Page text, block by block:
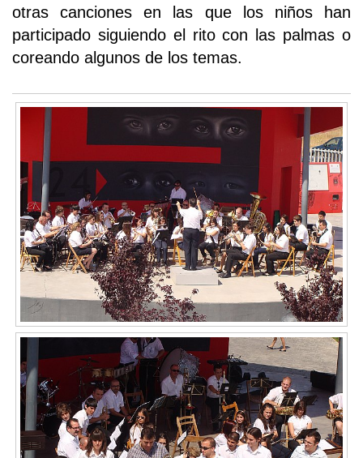
otras canciones en las que los niños han
participado siguiendo el rito con las palmas o
coreando algunos de los temas.